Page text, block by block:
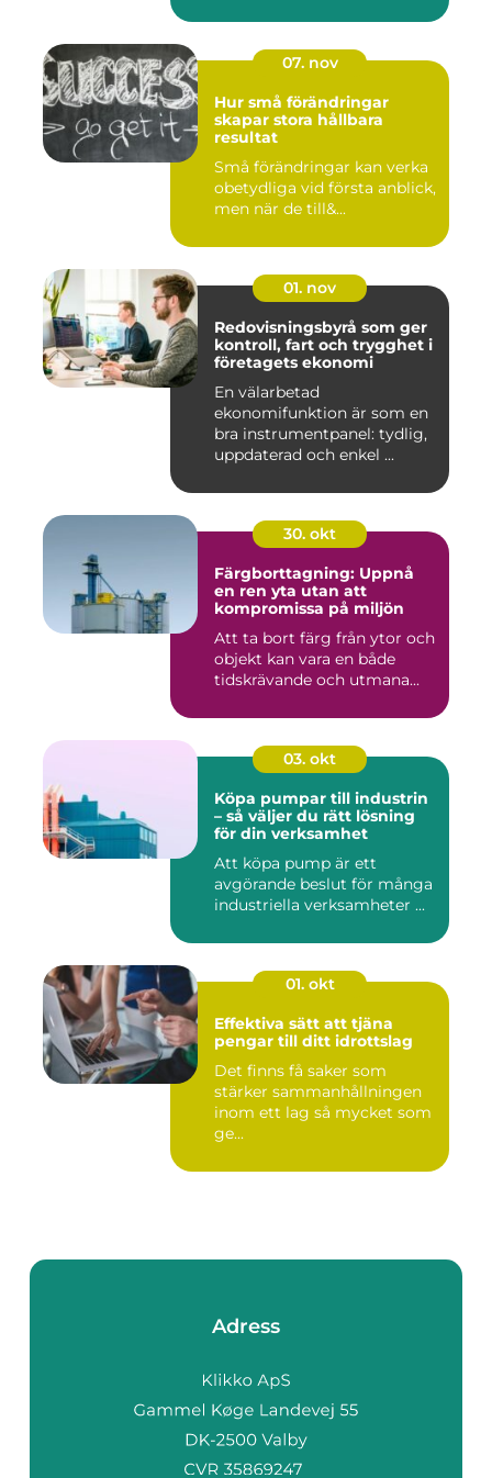
07. nov
Hur små förändringar
skapar stora hållbara
resultat
Små förändringar kan verka
obetydliga vid första anblick,
men när de till&...
01. nov
Redovisningsbyrå som ger
kontroll, fart och trygghet i
företagets ekonomi
En välarbetad
ekonomifunktion är som en
bra instrumentpanel: tydlig,
uppdaterad och enkel ...
30. okt
Färgborttagning: Uppnå
en ren yta utan att
kompromissa på miljön
Att ta bort färg från ytor och
objekt kan vara en både
tidskrävande och utmana...
03. okt
Köpa pumpar till industrin
– så väljer du rätt lösning
för din verksamhet
Att köpa pump är ett
avgörande beslut för många
industriella verksamheter ...
01. okt
Effektiva sätt att tjäna
pengar till ditt idrottslag
Det finns få saker som
stärker sammanhållningen
inom ett lag så mycket som
ge...
Adress